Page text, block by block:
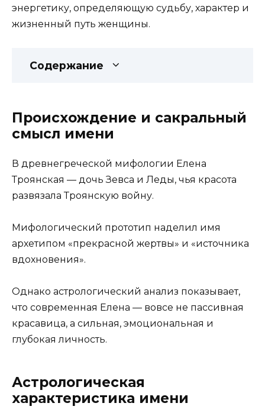
энергетику, определяющую судьбу, характер и
жизненный путь женщины.
Содержание
Происхождение и сакральный
смысл имени
В древнегреческой мифологии Елена
Троянская — дочь Зевса и Леды, чья красота
развязала Троянскую войну.
Мифологический прототип наделил имя
архетипом «прекрасной жертвы» и «источника
вдохновения».
Однако астрологический анализ показывает,
что современная Елена — вовсе не пассивная
красавица, а сильная, эмоциональная и
глубокая личность.
Астрологическая
характеристика имени